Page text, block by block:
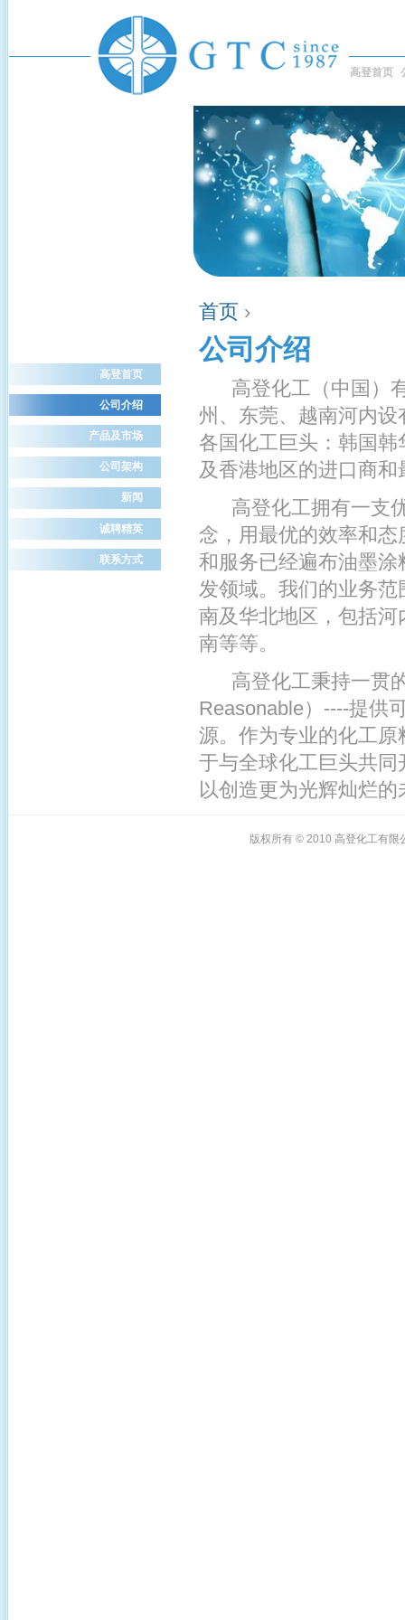
高登首页
首页 ›
公司介绍
高登化工（中国）有
州、东莞、越南河内
各国化工巨头：韩国
及香港地区的进口商
高登化工拥有一支优
念，用最优的效率和
和服务已经遍布油墨
发领域。我们的业务
南及华北地区，包括
南等等。
高登化工秉持一贯的
Reasonable）----提供
源。作为专业的化工
于与全球化工巨头共
以创造更为光辉灿烂的
高登首页
公司介绍
产品及市场
公司架构
新闻
诚聘精英
联系方式
版权所有 © 2010 高登化工有限